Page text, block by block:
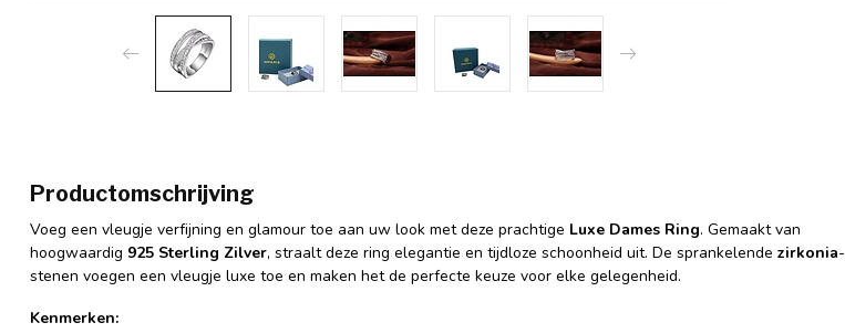
Productomschrijving
Voeg een vleugje verfijning en glamour toe aan uw look met deze prachtige Luxe Dames Ring. Gemaakt van
hoogwaardig 925 Sterling Zilver, straalt deze ring elegantie en tijdloze schoonheid uit. De sprankelende zirkonia-
stenen voegen een vleugje luxe toe en maken het de perfecte keuze voor elke gelegenheid.
Kenmerken: